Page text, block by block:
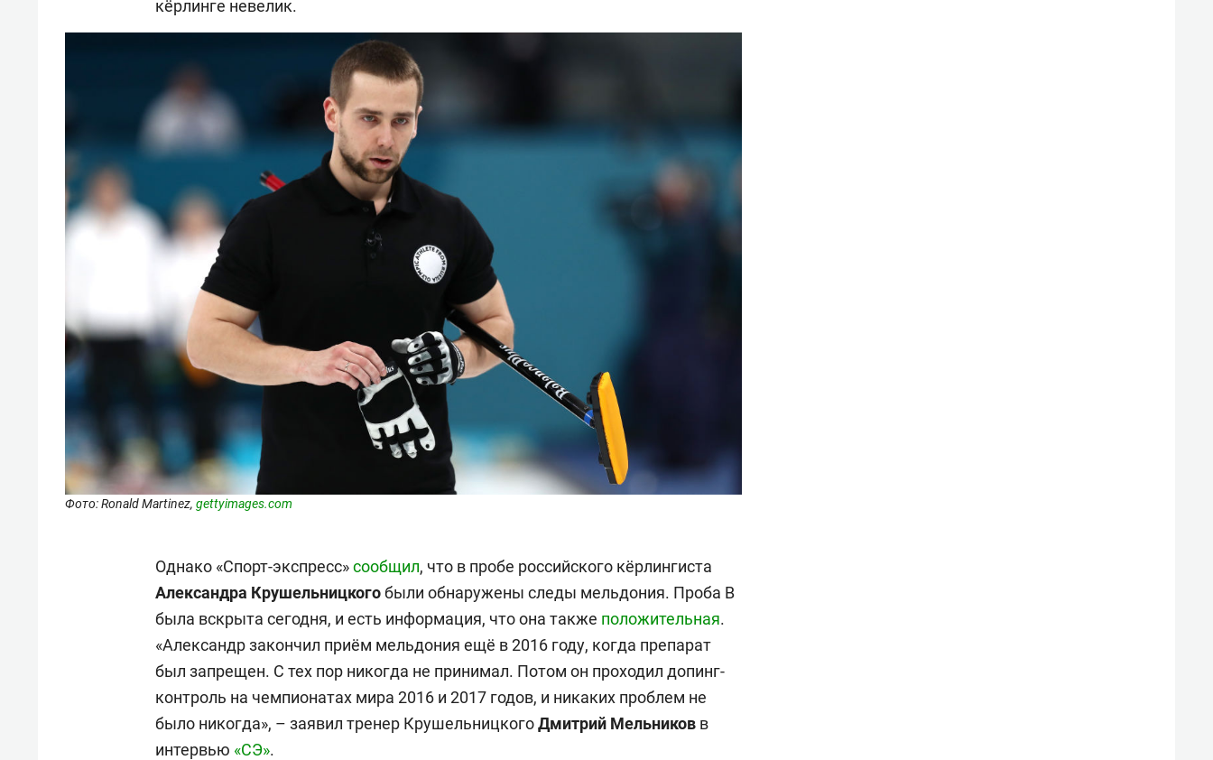
кёрлинге невелик.
Фото: Ronald Martinez, gettyimages.com
Однако «Спорт-экспресс»сообщил, что в пробе российского кёрлингиста
Александра Крушельницкогобыли обнаружены следы мельдония. Проба В
была вскрыта сегодня, и есть информация, что она также положительная.
«Александр закончил приём мельдония ещё в 2016 году, когда препарат
был запрещен. С тех пор никогда не принимал. Потом он проходил допинг-
контроль на чемпионатах мира 2016 и 2017 годов, и никаких проблем не
было никогда», – заявил тренер КрушельницкогоДмитрий Мельников в
интервью «СЭ».